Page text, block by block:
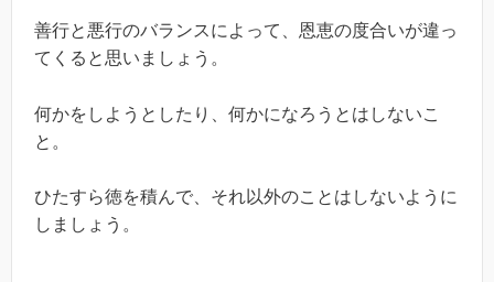
善行と悪行のバランスによって、恩恵の度合いが違っ
てくると思いましょう。
何かをしようとしたり、何かになろうとはしないこ
と。
ひたすら徳を積んで、それ以外のことはしないように
しましょう。